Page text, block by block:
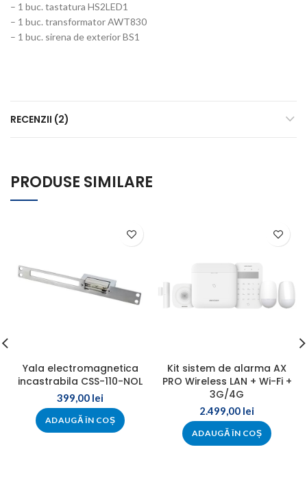
– 1 buc. tastatura HS2LED1
– 1 buc. transformator AWT830
– 1 buc. sirena de exterior BS1
RECENZII (2)
PRODUSE SIMILARE
Yala electromagnetica
incastrabila CSS-110-NOL
399,00 lei
ADAUGĂ ÎN COȘ
Kit sistem de alarma AX
PRO Wireless LAN + Wi-Fi +
3G/4G
2.499,00 lei
ADAUGĂ ÎN COȘ